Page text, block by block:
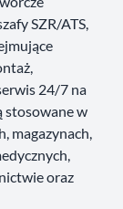
SZR/ATS,
24/7 na
stosowane w
magazynach,
oraz